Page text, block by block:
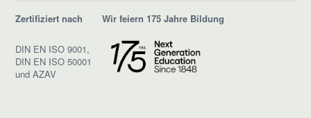
Zertifiziert nach
DIN EN ISO 9001,
DIN EN ISO 50001
und AZAV
Wir feiern 175 Jahre Bildung